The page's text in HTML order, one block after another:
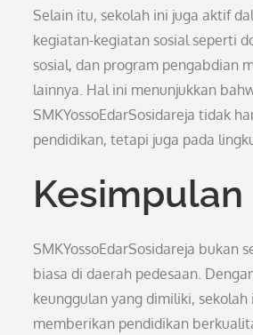
Selain itu, sekolah ini juga aktif
kegiatan-kegiatan sosial seperti
sosial, dan program pengabdian
lainnya. Hal ini menunjukkan
SMKYossoEdarSosidareja tidak
pendidikan, tetapi juga pada
Kesimpulan
SMKYossoEdarSosidareja bukan
biasa di daerah pedesaan.
keunggulan yang dimiliki, sekolah
memberikan pendidikan